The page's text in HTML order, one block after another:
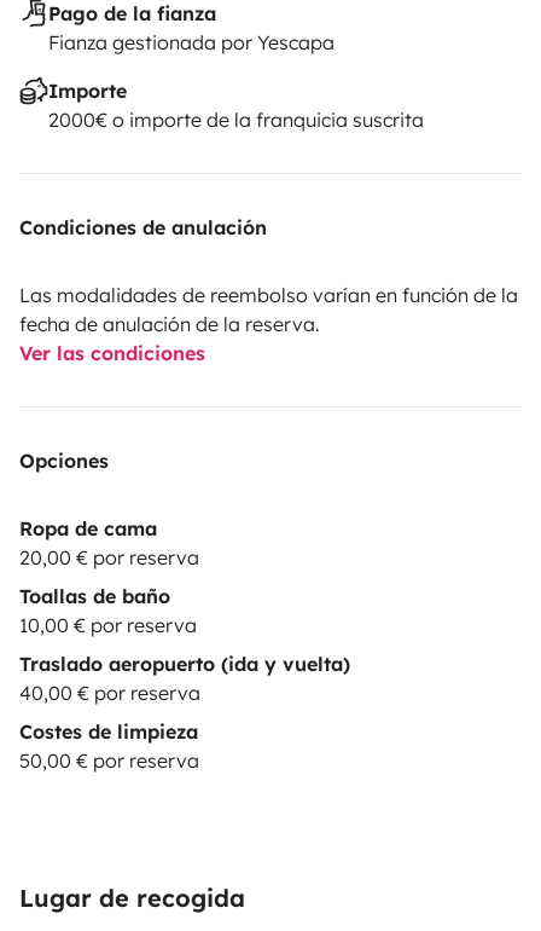
Pago de la fianza
Fianza gestionada por Yescapa
Importe
2000€ o importe de la franquicia suscrita
Condiciones de anulación
Las modalidades de reembolso varían en función de la
fecha de anulación de la reserva.
Ver las condiciones
Opciones
Ropa de cama
20,00 € por reserva
Toallas de baño
10,00 € por reserva
Traslado aeropuerto (ida y vuelta)
40,00 € por reserva
Costes de limpieza
50,00 € por reserva
Lugar de recogida